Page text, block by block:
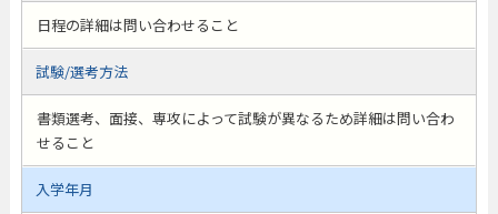
日程の詳細は問い合わせること
試験/選考方法
書類選考、面接、専攻によって試験が異なるため詳細は問い合わ
せること
入学年月